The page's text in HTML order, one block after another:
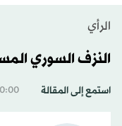
الرأي
النزف السوري
استمع إلى المقالة